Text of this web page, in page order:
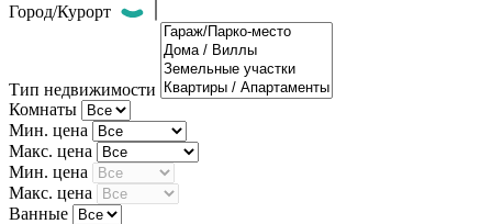
Город/Курорт
Тип недвижимости
Комнаты
Мин. цена
Макс. цена
Мин. цена
Макс. цена
Ванные